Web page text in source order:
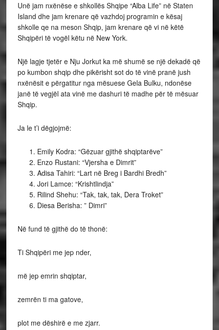
Unë jam nxënëse e shkollës Shqipe “Alba Life” në Staten
Island dhe jam krenare që vazhdoj programin e kësaj
shkolle qe na meson Shqip, jam krenare që vi në këtë
Shqipëri të vogël këtu në New York.
Një lagje tjetër e Nju Jorkut ka më shumë se një dekadë që
po kumbon shqip dhe pikërisht sot do të vinë pranë jush
nxënësit e përgatitur nga mësuese Gela Bulku, ndonëse
janë të vegjël ata vinë me dashuri të madhe për të mësuar
Shqip.
Ja le t’i dëgjojmë:
Emily Kodra: “Gëzuar gjithë shqiptarëve”
Enzo Rustani: “Vjersha e Dimrit”
Adisa Tahiri: “Lart në Breg i Bardhi Bredh”
Jori Lamce: “Krishtlindja”
Rilind Shehu: “Tak, tak, tak, Dera Troket”
Diesa Berisha: ” Dimri”
Në fund të gjithë do të thonë:
Ti Shqipëri me jep nder,
më jep emrin shqiptar,
zemrën ti ma gatove,
plot me dëshirë e me zjarr.